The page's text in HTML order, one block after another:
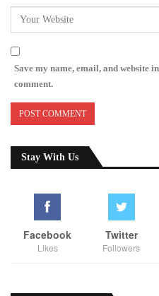
Save my name, email, and website
comment.
Stay With Us
Facebook
Likes
Twitter
Followers